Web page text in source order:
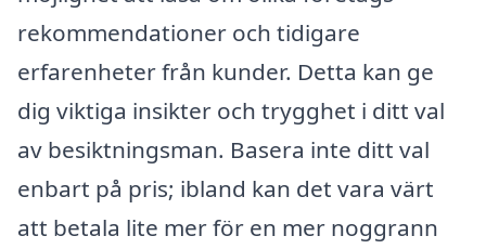
rekommendationer och tidigare
erfarenheter från kunder. Detta kan ge
dig viktiga insikter och trygghet i ditt val
av besiktningsman. Basera inte ditt val
enbart på pris; ibland kan det vara värt
att betala lite mer för en mer noggrann